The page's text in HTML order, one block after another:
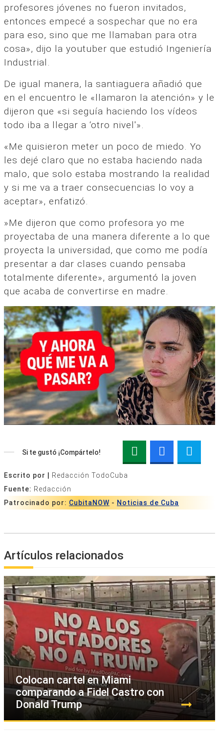
profesores jóvenes no fueron invitados,
entonces empecé a sospechar que no era
para eso, sino que me llamaban para otra
cosa», dijo la youtuber que estudió Ingeniería
Industrial.
De igual manera, la santiaguera añadió que
en el encuentro le «llamaron la atención» y le
dijeron que «si seguía haciendo los vídeos
todo iba a llegar a ‘otro nivel'».
«Me quisieron meter un poco de miedo. Yo
les dejé claro que no estaba haciendo nada
malo, que solo estaba mostrando la realidad
y si me va a traer consecuencias lo voy a
aceptar», enfatizó.
»Me dijeron que como profesora yo me
proyectaba de una manera diferente a lo que
proyecta la universidad, que como me podía
presentar a dar clases cuando pensaba
totalmente diferente», argumentó la joven
que acaba de convertirse en madre.
Si te gustó ¡Compártelo!
Escrito por |
Redacción TodoCuba
Fuente: Redacción
Patrocinado por: CubitaNOW - Noticias de Cuba
Artículos relacionados
Colocan cartel en Miami
comparando a Fidel Castro con
Donald Trump